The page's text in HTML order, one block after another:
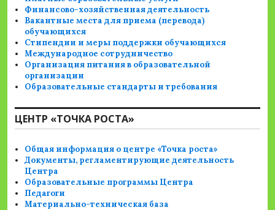
Финансово-хозяйственная деятельность
Вакантные места для приема (перевода)
обучающихся
Стипендии и меры поддержки обучающихся
Международное сотрудничество
Организация питания в образовательной
организации
Образовательные стандарты и требования
ЦЕНТР «ТОЧКА РОСТА»
Общая информация о центре «Точка роста»
Документы, регламентирующие деятельность
Центра
Образовательные программы Центра
Педагоги
Материально-техническая база